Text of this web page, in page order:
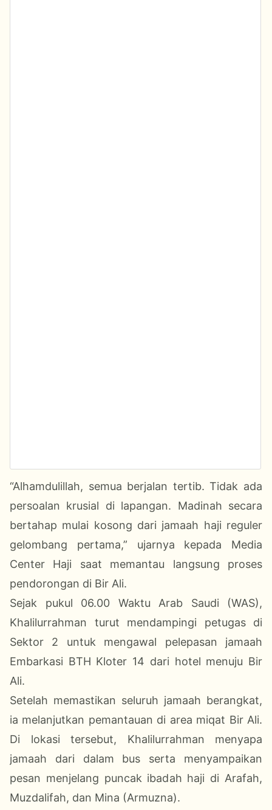
“Alhamdulillah, semua berjalan tertib. Tidak ada
persoalan krusial di lapangan. Madinah secara
bertahap mulai kosong dari jamaah haji reguler
gelombang pertama,” ujarnya kepada Media
Center Haji saat memantau langsung proses
pendorongan di Bir Ali.
Sejak pukul 06.00 Waktu Arab Saudi (WAS),
Khalilurrahman turut mendampingi petugas di
Sektor 2 untuk mengawal pelepasan jamaah
Embarkasi BTH Kloter 14 dari hotel menuju Bir
Ali.
Setelah memastikan seluruh jamaah berangkat,
ia melanjutkan pemantauan di area miqat Bir Ali.
Di lokasi tersebut, Khalilurrahman menyapa
jamaah dari dalam bus serta menyampaikan
pesan menjelang puncak ibadah haji di Arafah,
Muzdalifah, dan Mina (Armuzna).